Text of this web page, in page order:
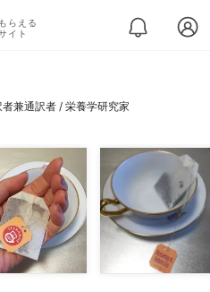
らえる
イト
兼通訳者 / 栄養学研究家